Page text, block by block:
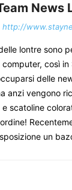
News
http://
lontre sono
così
delle
anzi vengono
scatoline
un